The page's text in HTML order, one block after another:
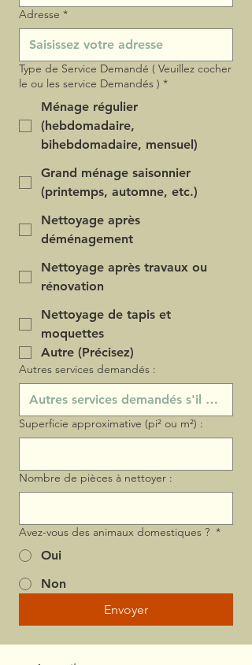
Adresse *
Type de Service Demandé ( Veuillez cocher
le ou les service Demandés ) *
Ménage régulier
(hebdomadaire,
bihebdomadaire, mensuel)
Grand ménage saisonnier
(printemps, automne, etc.)
Nettoyage après
déménagement
Nettoyage après travaux ou
rénovation
Nettoyage de tapis et
moquettes
Autre (Précisez)
Autres services demandés :
Superficie approximative (pi² ou m²) :
Nombre de pièces à nettoyer :
Avez-vous des animaux domestiques ? *
Oui
Non
Envoyer